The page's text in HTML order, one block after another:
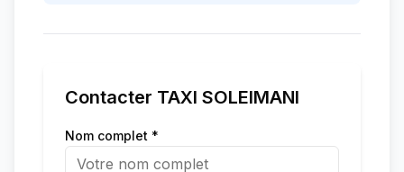
Contacter TAXI SOLEIMANI
Nom complet *